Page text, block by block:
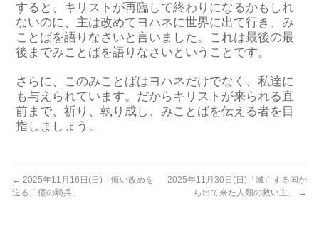
すると、キリストが再臨して終わりになるかもしれ
ないのに、主は改めてヨハネに世界に出て行き、み
ことばを語りなさいと言いました。これは最後の最
後までみことばを語りなさいということです。
さらに、このみことばはヨハネだけでなく、私達に
も与えられています。だからキリストが来られる直
前まで、祈り、執り成し、みことばを伝える者を目
指しましょう。
← 2025年11月16日(日)「悔い改めを
迫る二億の騎兵」
2025年11月30日(日)「滅亡する国か
ら出て来た人類の救い主」
→